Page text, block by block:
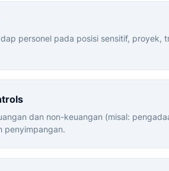
personel pada posisi sensitif, proyek,
dan non-keuangan (misal:
penyimpangan.